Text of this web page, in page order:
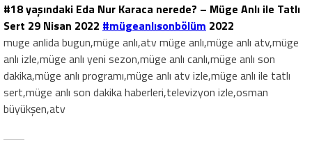
#18 yaşındaki Eda Nur Karaca nerede? – Müge Anlı ile Tatlı
Sert 29 Nisan 2022 #mügeanlısonbölüm 2022
muge anlida bugun,müge anlı,atv müge anlı,müge anlı atv,müge
anlı izle,müge anlı yeni sezon,müge anlı canlı,müge anlı son
dakika,müge anlı programı,müge anlı atv izle,müge anlı ile tatlı
sert,müge anlı son dakika haberleri,televizyon izle,osman
büyükşen,atv